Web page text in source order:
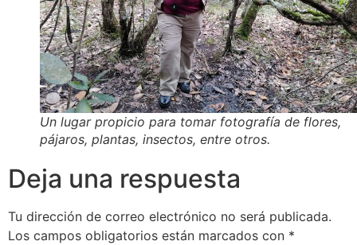
Un lugar propicio para tomar fotografía de flores,
pájaros, plantas, insectos, entre otros.
Deja una respuesta
Tu dirección de correo electrónico no será publicada.
Los campos obligatorios están marcados con *